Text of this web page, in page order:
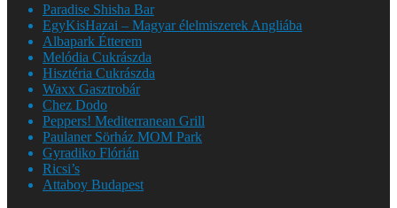
Paradise Shisha Bar
EgyKisHazai – Magyar élelmiszerek Angliába
Albapark Étterem
Melódia Cukrászda
Hisztéria Cukrászda
Waxx Gasztrobár
Chez Dodo
Peppers! Mediterranean Grill
Paulaner Sörház MOM Park
Gyradiko Flórián
Ricsi’s
Attaboy Budapest